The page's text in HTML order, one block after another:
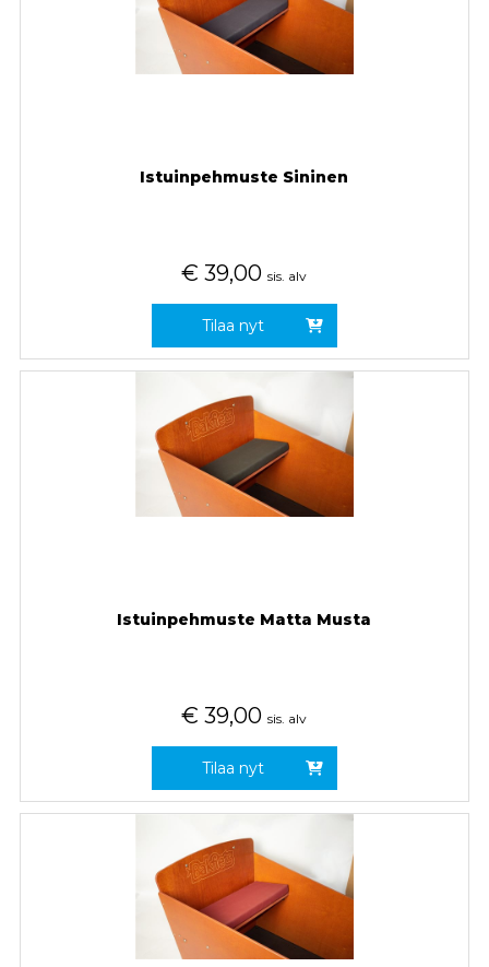
Istuinpehmuste Sininen
€ 39,00 sis. alv
Tilaa nyt
Istuinpehmuste Matta Musta
€ 39,00 sis. alv
Tilaa nyt